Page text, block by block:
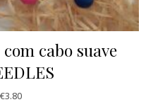
cabo suave
€3.80Price range: €2.20 through